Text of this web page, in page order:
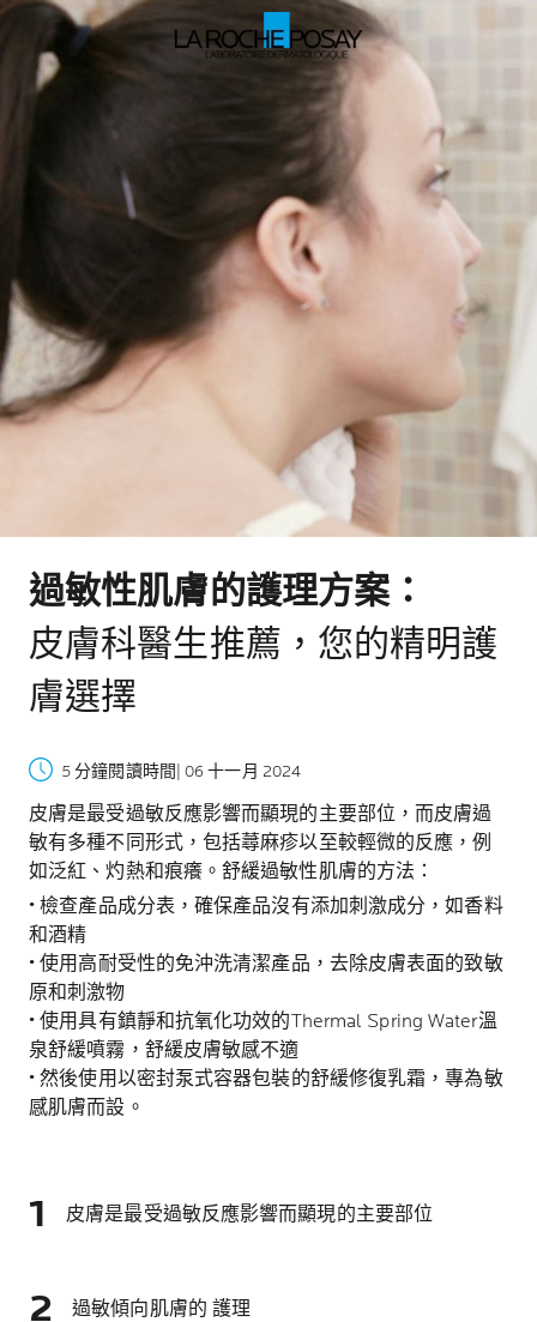
過敏性肌膚的護理方案：
皮膚科醫生推薦，您的精明護
膚選擇
5 分鐘閱讀時間 | 06 十一月 2024
皮膚是最受過敏反應影響而顯現的主要部位，而皮膚過
敏有多種不同形式，包括蕁麻疹以至較輕微的反應，例
如泛紅、灼熱和痕癢。舒緩過敏性肌膚的方法：
• 檢查產品成分表，確保產品沒有添加刺激成分，如香料
和酒精
• 使用高耐受性的免沖洗清潔產品，去除皮膚表面的致敏
原和刺激物
• 使用具有鎮靜和抗氧化功效的Thermal Spring Water溫
泉舒緩噴霧，舒緩皮膚敏感不適
• 然後使用以密封泵式容器包裝的舒緩修復乳霜，專為敏
感肌膚而設。
皮膚是最受過敏反應影響而顯現的主要部位
過敏傾向肌膚的 護理